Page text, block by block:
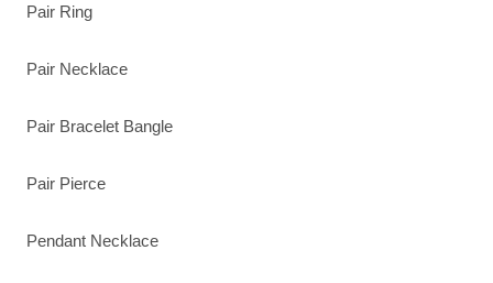
Pair Ring
Pair Necklace
Pair Bracelet Bangle
Pair Pierce
Pendant Necklace